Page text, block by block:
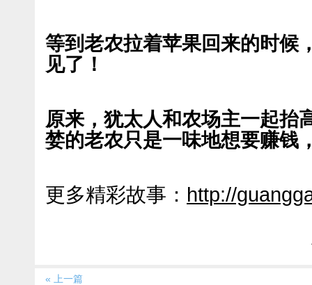
等到老农拉着苹果回来的时候
见了！
原来，犹太人和农场主一起抬
婪的老农只是一味地想要赚钱
更多精彩故事： http://
« 上一篇